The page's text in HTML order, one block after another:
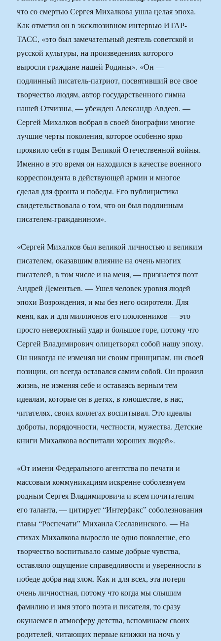
что со смертью Сергея Михалкова ушла целая эпоха.
Как отметил он в эксклюзивном интервью ИТАР-
ТАСС, «это был замечательный деятель советской и
русской культуры, на произведениях которого
выросли граждане нашей Родины». «Он —
подлинный писатель-патриот, посвятивший все свое
творчество людям, автор государственного гимна
нашей Отчизны, — убежден Александр Авдеев. —
Сергей Михалков вобрал в своей биографии многие
лучшие черты поколения, которое особенно ярко
проявило себя в годы Великой Отечественной войны.
Именно в это время он находился в качестве военного
корреспондента в действующей армии и многое
сделал для фронта и победы. Его публицистика
свидетельствовала о том, что он был подлинным
писателем-гражданином».
«Сергей Михалков был великой личностью и великим
писателем, оказавшим влияние на очень многих
писателей, в том числе и на меня, — признается поэт
Андрей Дементьев. — Ушел человек уровня людей
эпохи Возрождения, и мы без него осиротели. Для
меня, как и для миллионов его поклонников — это
просто невероятный удар и большое горе, потому что
Сергей Владимирович олицетворял собой нашу эпоху.
Он никогда не изменял ни своим принципам, ни своей
позиции, он всегда оставался самим собой. Он прожил
жизнь, не изменяя себе и оставаясь верным тем
идеалам, которые он в детях, в юношестве, в нас,
читателях, своих коллегах воспитывал. Это идеалы
доброты, порядочности, честности, мужества. Детские
книги Михалкова воспитали хороших людей».
«От имени Федерального агентства по печати и
массовым коммуникациям искренне соболезнуем
родным Сергея Владимировича и всем почитателям
его таланта, — цитирует “Интерфакс” соболезнования
главы “Роспечати” Михаила Сеславинского. — На
стихах Михалкова выросло не одно поколение, его
творчество воспитывало самые добрые чувства,
оставляло ощущение справедливости и уверенности в
победе добра над злом. Как и для всех, эта потеря
очень личностная, потому что когда мы слышим
фамилию и имя этого поэта и писателя, то сразу
окунаемся в атмосферу детства, вспоминаем своих
родителей, читающих первые книжки на ночь у